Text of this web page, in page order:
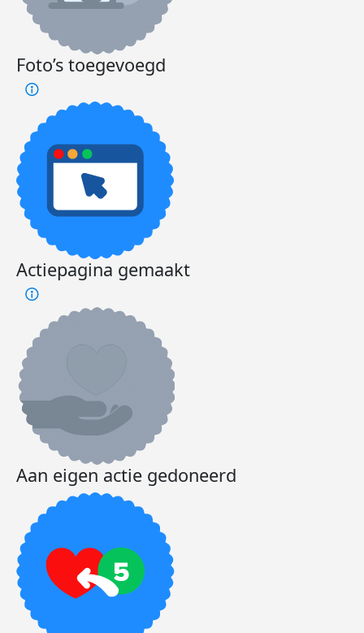
Foto’s toegevoegd
Actiepagina gemaakt
Aan eigen actie gedoneerd